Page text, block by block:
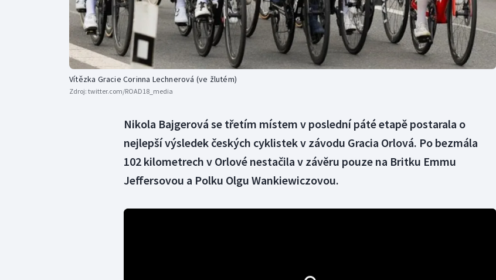
Vítězka Gracie Corinna Lechnerová (ve žlutém)
Zdroj: twitter.com/ROAD18_media
Nikola Bajgerová se třetím místem v poslední páté etapě postarala o
nejlepší výsledek českých cyklistek v závodu Gracia Orlová. Po bezmála
102 kilometrech v Orlové nestačila v závěru pouze na Britku Emmu
Jeffersovou a Polku Olgu Wankiewiczovou.